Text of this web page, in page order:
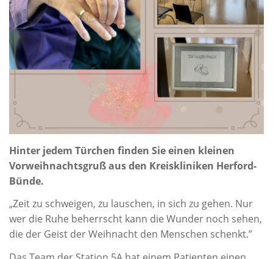
Hinter jedem Türchen finden Sie einen kleinen
Vorweihnachtsgruß aus den Kreiskliniken Herford-
Bünde.
„Zeit zu schweigen, zu lauschen, in sich zu gehen. Nur
wer die Ruhe beherrscht kann die Wunder noch sehen,
die der Geist der Weihnacht den Menschen schenkt.”